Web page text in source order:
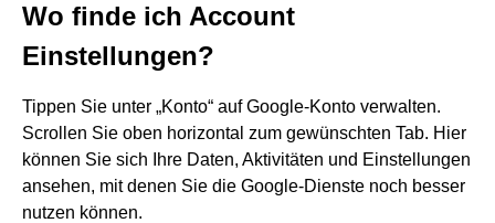
Wo finde ich Account
Einstellungen?
Tippen Sie unter „Konto“ auf Google-Konto verwalten.
Scrollen Sie oben horizontal zum gewünschten Tab. Hier
können Sie sich Ihre Daten, Aktivitäten und Einstellungen
ansehen, mit denen Sie die Google-Dienste noch besser
nutzen können.